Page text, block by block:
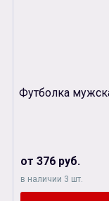
Футболка
от 376 руб.
в наличии 3 шт.